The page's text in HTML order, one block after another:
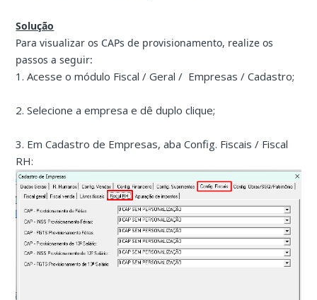
Solução
Para visualizar os CAPs de provisionamento, realize os
passos a seguir:
1. Acesse o módulo Fiscal / Geral / Empresas / Cadastro;
2. Selecione a empresa e dê duplo clique;
3. Em Cadastro de Empresas, aba Config. Fiscais / Fiscal
RH: